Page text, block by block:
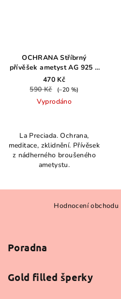
OCHRANA Stříbrný
přívěšek ametyst AG 925 ≤
0,9 g
470 Kč
590 Kč
(–20 %)
Vyprodáno
La Preciada. Ochrana,
meditace, zklidnění. Přívěsek
z nádherného broušeného
ametystu.
Hodnocení obchodu
Poradna
Gold filled šperky